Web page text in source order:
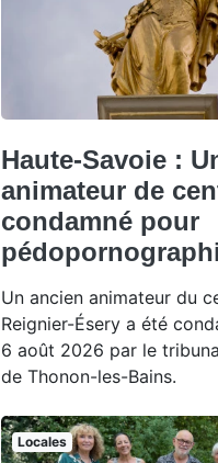
Haute-Savoie :
animateur de
condamné pour
Un ancien animateur du
Reignier-Ésery a été
6 août 2026 par le
de Thonon-les-Bains.
Locales